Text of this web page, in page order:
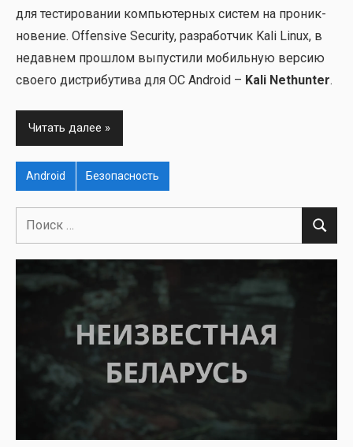
для тести­ро­ва­нии ком­пью­тер­ных систем на про­ник­
но­ве­ние. Offensive Security, раз­ра­бот­чик Kali Linux, в
недав­нем про­шлом выпу­сти­ли мобиль­ную вер­сию
сво­е­го дис­три­бу­ти­ва для ОС Android – Kali Nethunter.
Читать далее
Android Безопасность
Поиск
Поиск